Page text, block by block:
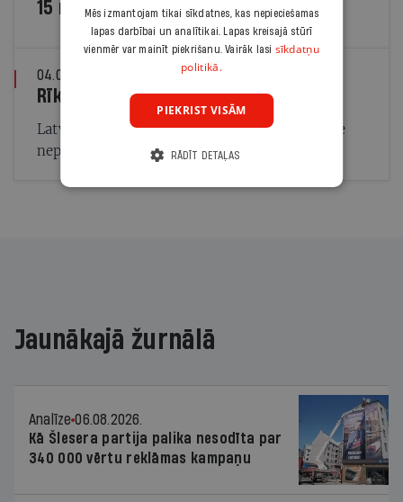
15 raksti no 15 gadiem
04.06.2014 AIVARS OZOLIŅŠ
Rīkojums nr.2 turpinās
Latvija mainās uz labu, taču vēsturei nolemtie
nepadodas
Jaunākajā žurnālā
Analīze 06.08.2026.
Kā Šlesera partija palika nesodīta par
340 000 vērtu reklāmas kampaņu
Mēs izmantojam tikai sīkdatnes, kas nepieciešamas
lapas darbībai un analītikai. Lapas kreisajā stūrī
vienmēr var mainīt piekrišanu. Vairāk lasi sīkdatņu
politikā.
PIEKRIST VISĀM
RĀDĪT DETAĻAS